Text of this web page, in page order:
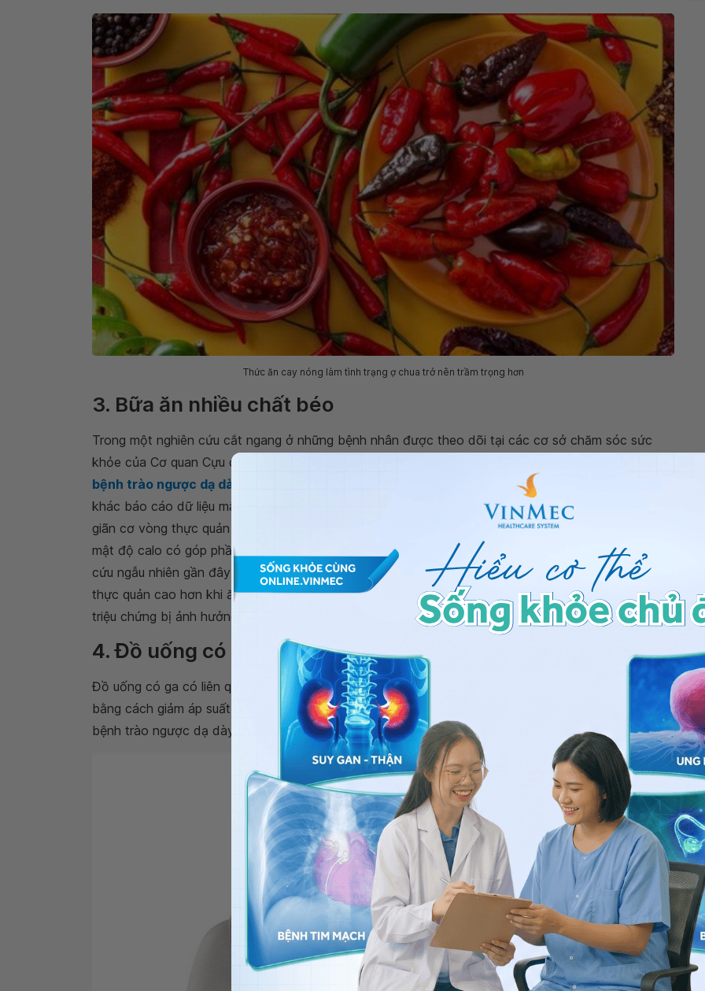
Thức ăn cay nóng làm tình trạng ợ chua trở nên trầm trọng hơn
3. Bữa ăn nhiều chất béo
Trong một nghiên cứu cắt ngang ở những bệnh nhân được theo dõi tại các cơ sở chăm sóc sức
khỏe của Cơ quan Cựu chiến binh, chế độ ăn nhiều chất béo có liên quan đến việc tăng nguy cơ
bệnh trào ngược dạ dày thực quản
và viêm thực quản ăn mòn. Tuy nhiên, một số nghiên cứu
khác báo cáo dữ liệu mâu thuẫn cho thấy chế độ ăn nhiều chất béo không ảnh hưởng đến việc
giãn cơ vòng thực quản dưới thoáng qua hoặc tiếp xúc với axit thực quản. Mặc dù không rõ liệu
mật độ calo có góp phần vào các triệu chứng thực quản và tiếp xúc với axit hay không, một nghiên
cứu ngẫu nhiên gần đây bao gồm một nhóm nhỏ bệnh nhân cho thấy rằng tiếp xúc với axit trong
thực quản cao hơn khi ăn một chế độ ăn nhiều calo (1000 kcalso với
500 kcal) và trào ngược các
triệu chứng bị ảnh hưởng bởi hàm lượng chất béo nhưng không bị ảnh hưởng bởi mật độ.
4. Đồ uống có ga
Đồ uống có ga có liên quan đến việc thúc đẩy các triệu chứng bệnh
trào ngược dạ dày thực quản
bằng cách giảm áp suất cơ vòng thực quản dưới và được tìm thấy để dự đoán các triệu chứng
bệnh trào ngược dạ dày thực quản trong một phân tích đa biến.